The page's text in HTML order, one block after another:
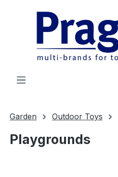
Ga naar de hoofdinhoud
Garden Outdoor Toys
Playgrounds